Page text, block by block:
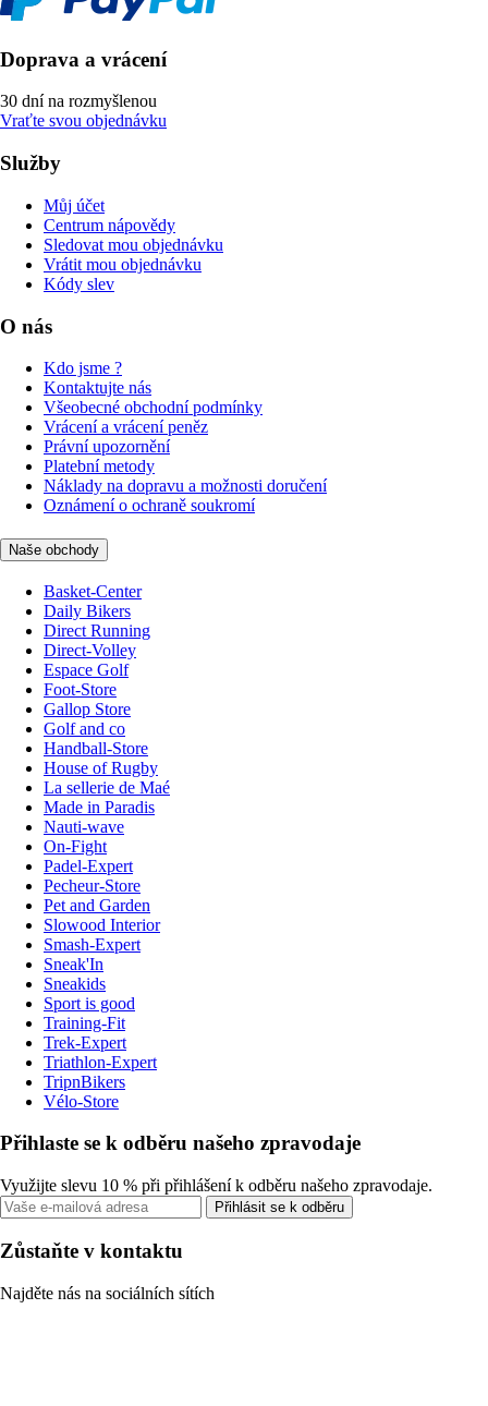
Doprava a vrácení
30 dní na rozmyšlenou
Vraťte svou objednávku
Služby
Můj účet
Centrum nápovědy
Sledovat mou objednávku
Vrátit mou objednávku
Kódy slev
O nás
Kdo jsme ?
Kontaktujte nás
Všeobecné obchodní podmínky
Vrácení a vrácení peněz
Právní upozornění
Platební metody
Náklady na dopravu a možnosti doručení
Oznámení o ochraně soukromí
Naše obchody
Basket-Center
Daily Bikers
Direct Running
Direct-Volley
Espace Golf
Foot-Store
Gallop Store
Golf and co
Handball-Store
House of Rugby
La sellerie de Maé
Made in Paradis
Nauti-wave
On-Fight
Padel-Expert
Pecheur-Store
Pet and Garden
Slowood Interior
Smash-Expert
Sneak'In
Sneakids
Sport is good
Training-Fit
Trek-Expert
Triathlon-Expert
TripnBikers
Vélo-Store
Přihlaste se k odběru našeho zpravodaje
Využijte slevu 10 % při přihlášení k odběru našeho zpravodaje.
Přihlásit se k odběru
Zůstaňte v kontaktu
Najděte nás na sociálních sítích